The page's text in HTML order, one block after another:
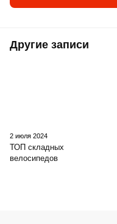
Другие записи
2 июля 2024
ТОП складных
велосипедов